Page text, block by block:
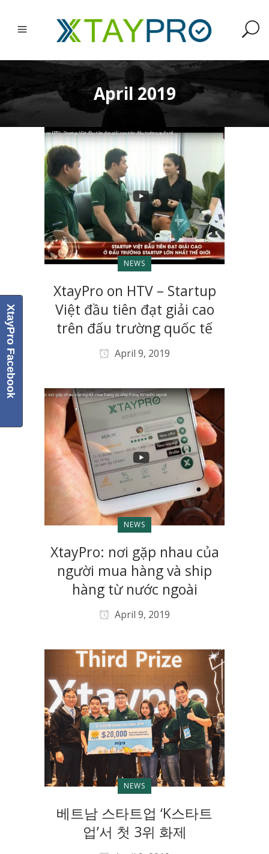
April 2019
NEWS
XtayPro on HTV – Startup
Việt đầu tiên đạt giải cao
trên đấu trường quốc tế
April 9, 2019
NEWS
XtayPro: nơi gặp nhau của
người mua hàng và ship
hàng từ nước ngoài
April 9, 2019
NEWS
베트남 스타트업 ‘K스타트
업’서 첫 3위 화제
XtayPro Facebook